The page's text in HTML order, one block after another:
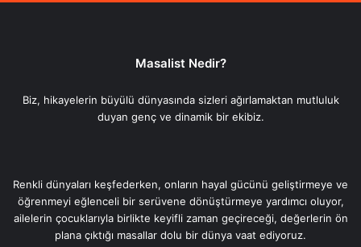
Masalist Nedir?
Biz, hikayelerin büyülü dünyasında sizleri ağırlamaktan mutluluk
duyan genç ve dinamik bir ekibiz.
Renkli dünyaları keşfederken, onların hayal gücünü geliştirmeye ve
öğrenmeyi eğlenceli bir serüvene dönüştürmeye yardımcı oluyor,
ailelerin çocuklarıyla birlikte keyifli zaman geçireceği, değerlerin ön
plana çıktığı masallar dolu bir dünya vaat ediyoruz.